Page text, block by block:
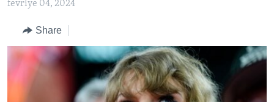
SUIV NOU
fevriye 04, 2024
Share